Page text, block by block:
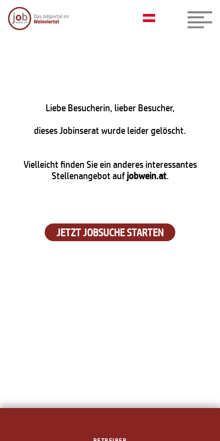
Liebe Besucherin, lieber Besucher,
dieses Jobinserat wurde leider gelöscht.
Vielleicht finden Sie ein anderes interessantes
Stellenangebot aufjobwein.at.
JETZT JOBSUCHE STARTEN